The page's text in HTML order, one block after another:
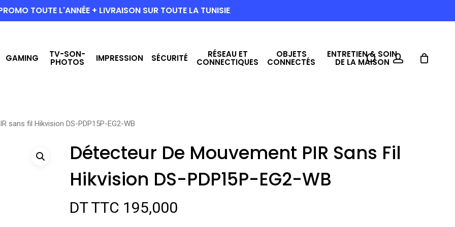
TOUTE L'ANNÉE + LIVRAISON SUR TOUTE LA TUNISIE
GAMING TV-SON-
PHOTOS IMPRESSION SÉCURITÉ RÉSEAU ET
CONNECTIQUES
OBJETS
CONNECTÉS
ENTRETIEN & SOIN
DE LA MAISONsearchaccount
sans fil Hikvision DS-PDP15P-EG2-WB
Détecteur De Mouvement PIR Sans Fil
Hikvision DS-PDP15P-EG2-WB
DT TTC 195,000